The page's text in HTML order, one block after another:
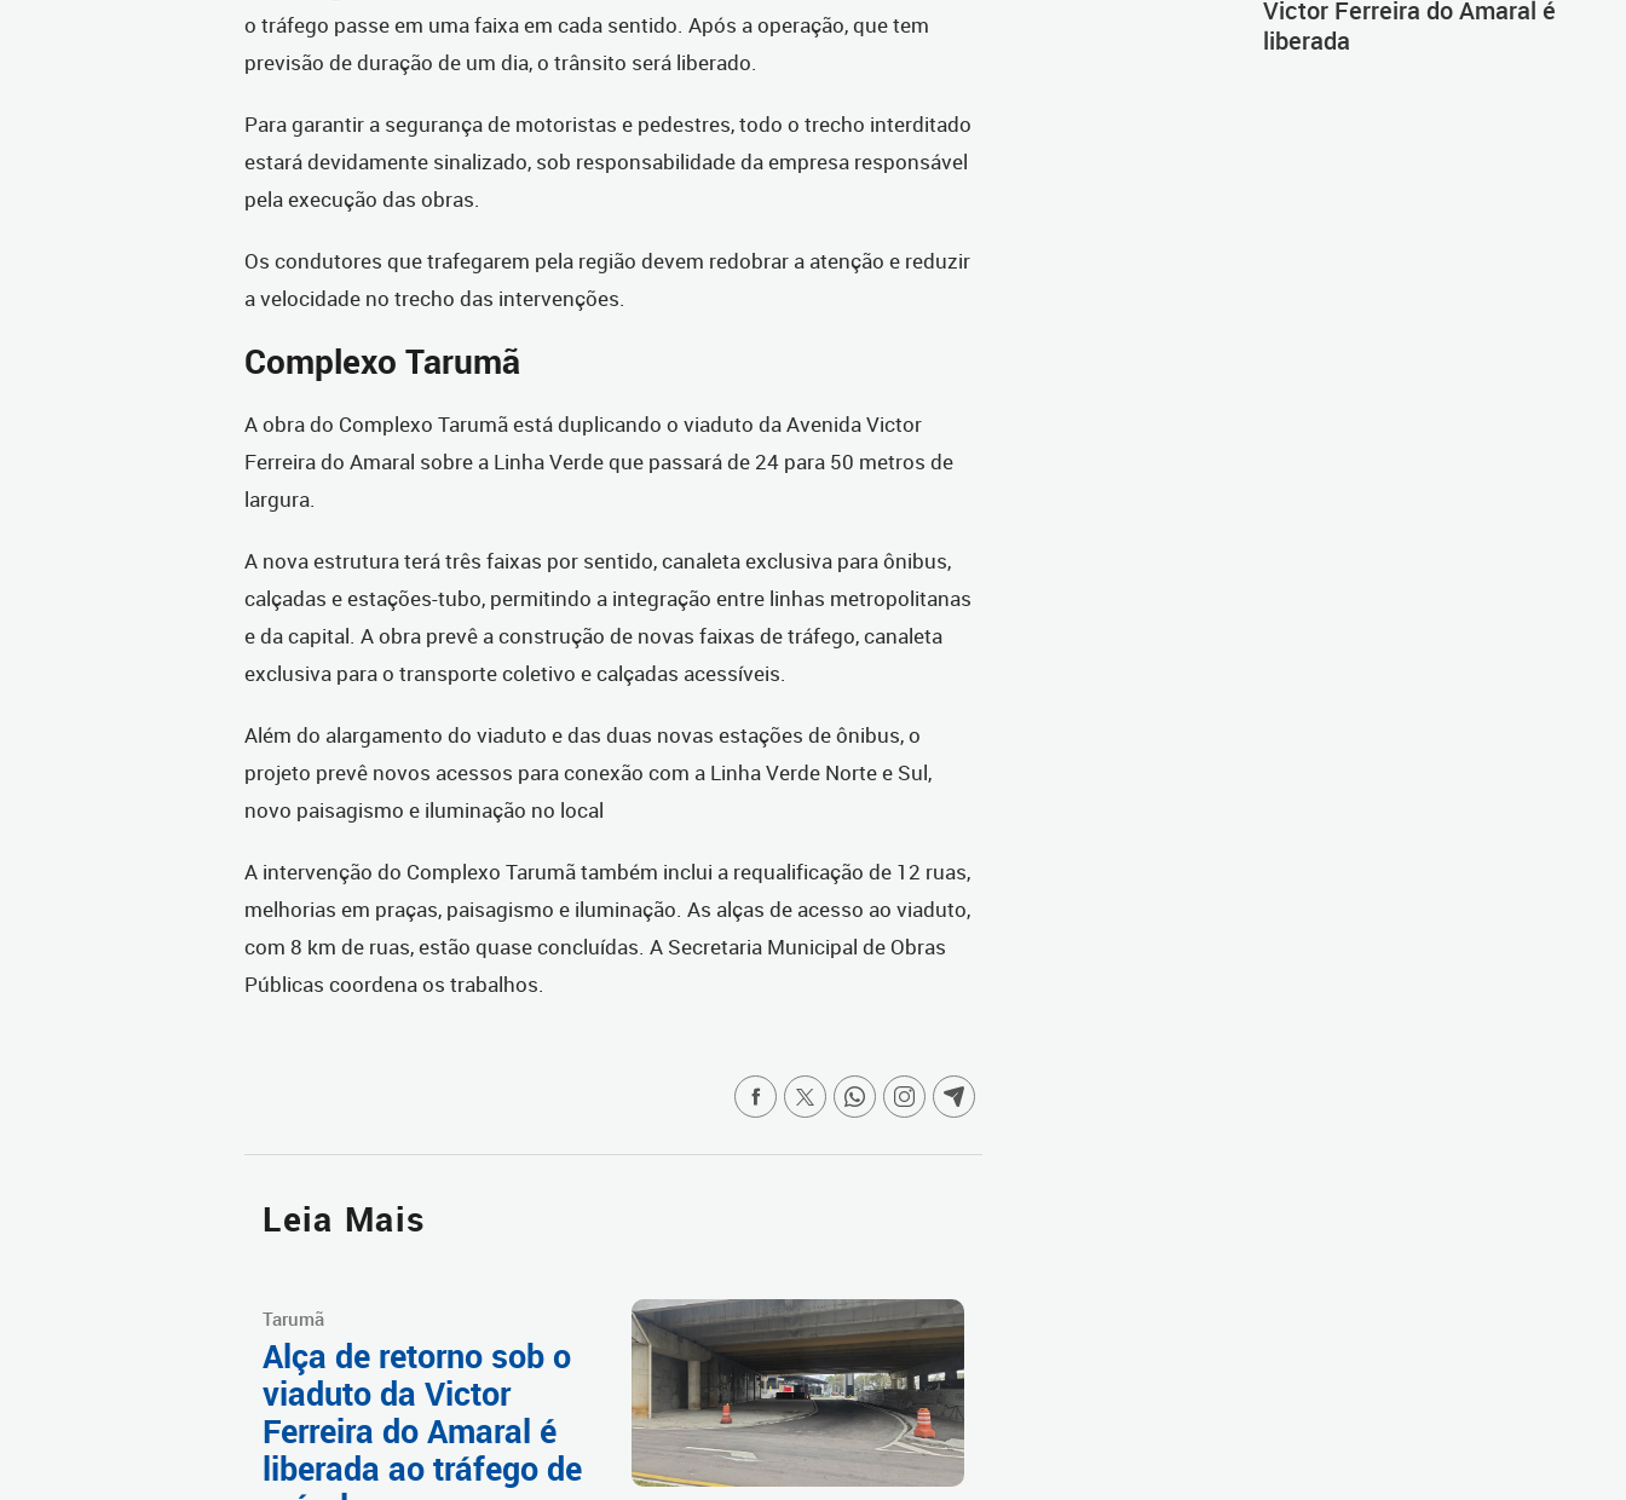
o tráfego passe em uma faixa em cada sentido. Após a operação, que tem
previsão de duração de um dia, o trânsito será liberado.
Para garantir a segurança de motoristas e pedestres, todo o trecho interditado
estará devidamente sinalizado, sob responsabilidade da empresa responsável
pela execução das obras.
Os condutores que trafegarem pela região devem redobrar a atenção e reduzir
a velocidade no trecho das intervenções.
Complexo Tarumã
A obra do Complexo Tarumã está duplicando o viaduto da Avenida Victor
Ferreira do Amaral sobre a Linha Verde que passará de 24 para 50 metros de
largura.
A nova estrutura terá três faixas por sentido, canaleta exclusiva para ônibus,
calçadas e estações-tubo, permitindo a integração entre linhas metropolitanas
e da capital. A obra prevê a construção de novas faixas de tráfego, canaleta
exclusiva para o transporte coletivo e calçadas acessíveis.
Além do alargamento do viaduto e das duas novas estações de ônibus, o
projeto prevê novos acessos para conexão com a Linha Verde Norte e Sul,
novo paisagismo e iluminação no local
A intervenção do Complexo Tarumã também inclui a requalificação de 12 ruas,
melhorias em praças, paisagismo e iluminação. As alças de acesso ao viaduto,
com 8 km de ruas, estão quase concluídas. A Secretaria Municipal de Obras
Públicas coordena os trabalhos.
Leia Mais
Tarumã
Alça de retorno sob o
viaduto da Victor
Ferreira do Amaral é
liberada ao tráfego de
Victor Ferreira do Amaral é
liberada